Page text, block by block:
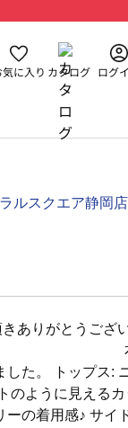
気に入り カタログ ログ
ルスクエア静岡店
ありがとうござ
本日は
た。 トップス:
のように見えるカ
の着用感♪ サイ